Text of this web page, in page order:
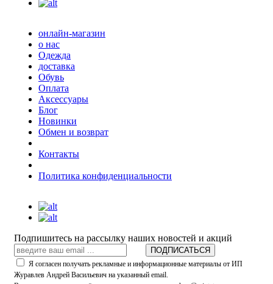
онлайн-магазин
о нас
Одежда
доставка
Обувь
Оплата
Аксессуары
Блог
Новинки
Обмен и возврат
Контакты
Политика конфиденциальности
Подпишитесь на рассылку наших новостей и акций
ПОДПИСАТЬСЯ
Я согласен получать рекламные и информационные материалы от ИП
Журавлев Андрей Васильевич на указанный email.